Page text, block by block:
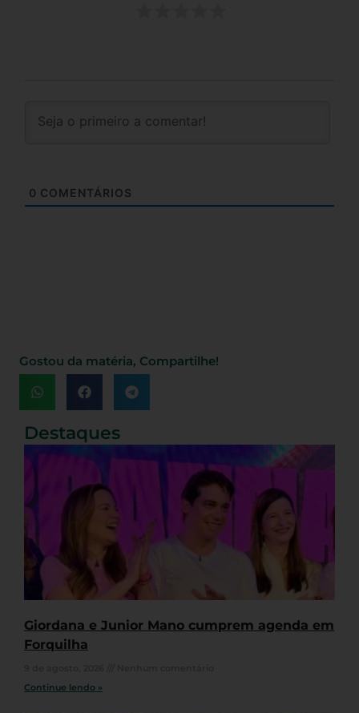
0 COMENTÁRIOS
Gostou da matéria, Compartilhe!
Destaques
Giordana e Junior Mano cumprem agenda em
Forquilha
Continue lendo »